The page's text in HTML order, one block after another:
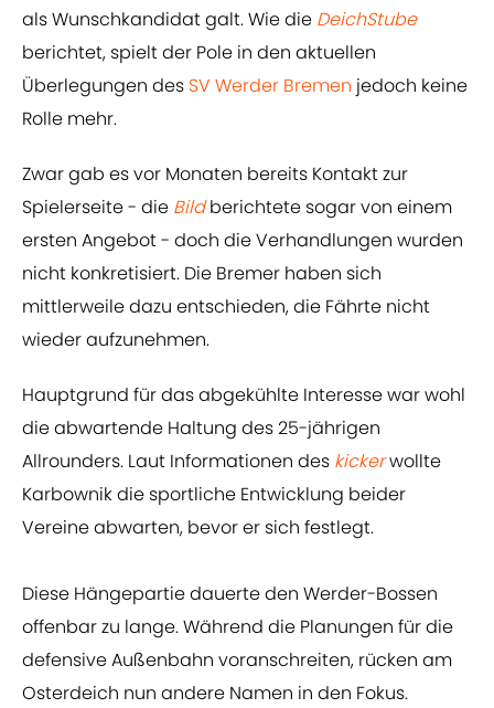
als Wunschkandidat galt. Wie die DeichStube
berichtet, spielt der Pole in den aktuellen
Überlegungen des SV Werder Bremen jedoch keine
Rolle mehr.
Zwar gab es vor Monaten bereits Kontakt zur
Spielerseite - die Bildberichtete sogar von einem
ersten Angebot - doch die Verhandlungen wurden
nicht konkretisiert. Die Bremer haben sich
mittlerweile dazu entschieden, die Fährte nicht
wieder aufzunehmen.
Hauptgrund für das abgekühlte Interesse war wohl
die abwartende Haltung des 25-jährigen
Allrounders. Laut Informationen des kickerwollte
Karbownik die sportliche Entwicklung beider
Vereine abwarten, bevor er sich festlegt.
Diese Hängepartie dauerte den Werder-Bossen
offenbar zu lange. Während die Planungen für die
defensive Außenbahn voranschreiten, rücken am
Osterdeich nun andere Namen in den Fokus.